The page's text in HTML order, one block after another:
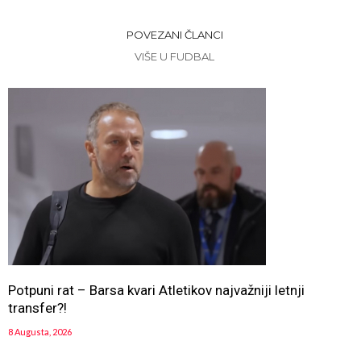
POVEZANI ČLANCI
VIŠE U FUDBAL
Potpuni rat – Barsa kvari Atletikov najvažniji letnji
transfer?!
8 Augusta, 2026